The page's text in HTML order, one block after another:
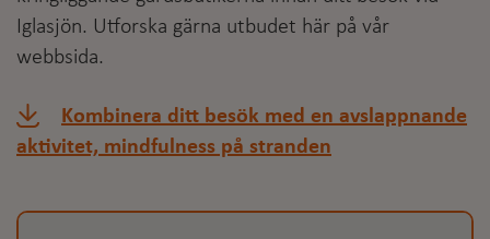
Iglasjön. Utforska gärna utbudet här på vår
webbsida.
Kombinera ditt besök med en avslappnande
aktivitet, mindfulness på stranden